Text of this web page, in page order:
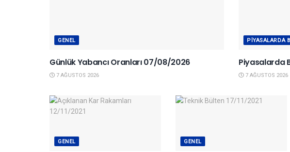
GENEL
Günlük Yabancı Oranları 07/08/2026
7 AĞUSTOS 2026
PIYASALARDA
Piyasalarda
7 AĞUSTOS 2026
GENEL GENEL